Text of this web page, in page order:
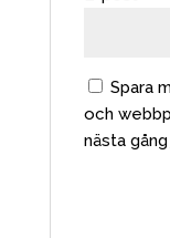
Spara
och
nästa